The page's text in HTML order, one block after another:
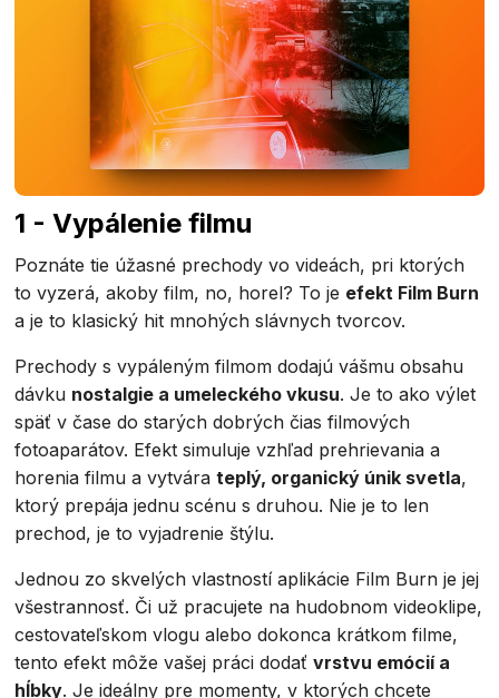
1 - Vypálenie filmu
Poznáte tie úžasné prechody vo videách, pri ktorých
to vyzerá, akoby film, no, horel? To je efekt Film Burn
a je to klasický hit mnohých slávnych tvorcov.
Prechody s vypáleným filmom dodajú vášmu obsahu
dávku nostalgie a umeleckého vkusu. Je to ako výlet
späť v čase do starých dobrých čias filmových
fotoaparátov. Efekt simuluje vzhľad prehrievania a
horenia filmu a vytvárateplý, organický únik svetla,
ktorý prepája jednu scénu s druhou. Nie je to len
prechod, je to vyjadrenie štýlu.
Jednou zo skvelých vlastností aplikácie Film Burn je jej
všestrannosť. Či už pracujete na hudobnom videoklipe,
cestovateľskom vlogu alebo dokonca krátkom filme,
tento efekt môže vašej práci dodaťvrstvu emócií a
hĺbky. Je ideálny pre momenty, v ktorých chcete